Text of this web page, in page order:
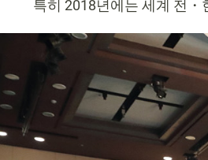
특히 2018년에는 세계 전